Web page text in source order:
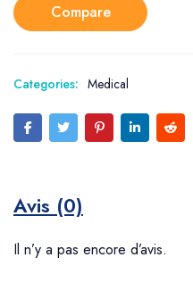
Compare
Categories: Medical
Avis (0)
Il n’y a pas encore d’avis.